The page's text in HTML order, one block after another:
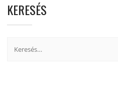
KERESÉS